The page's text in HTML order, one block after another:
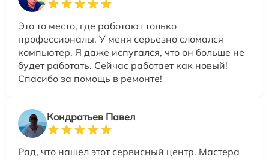
Это то место, где работают только
профессионалы. У меня серьезно сломался
компьютер. Я даже испугался, что он больше не
будет работать. Сейчас работает как новый!
Спасибо за помощь в ремонте!
Кондратьев Павел
Рад, что нашёл этот сервисный центр. Мастера